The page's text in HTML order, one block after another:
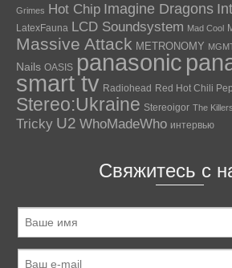
Grimes Hot Chip Imagine Dragons
LatexFauna LCD Soundsystem Mad Cool
Massive Attack METRONOMY
Nails OASIS panasonic
smart tv Radiohead Red Hot Chili
Stereo:Ukraine Stereoigor The Killers
Tricky U2 WhoMadeWho интервью
Свяжитесь с